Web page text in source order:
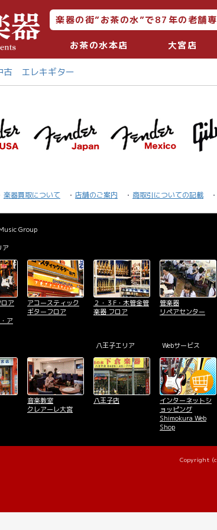
楽器の街”お茶の水”で87年の老舗
お茶の水本店 大宮店
古 エレキギター
楽器買取について 店舗のご案内 商取引についての記載
Group
ア
ア
ア
アコースティック
ギターフロア
２・３F・木管金管
楽器 フロア
管楽器
リペアセンター
音楽教室
クレアーレ大宮
八王子エリア
八王子店
Webサービス
インターネットシ
ョッピング
Shimokura Web
Shop
Copyright